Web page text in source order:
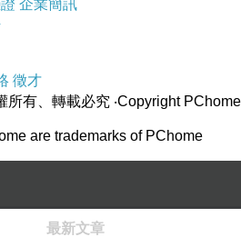
企業簡訊
徵才
所有、轉載必究 ‧Copyright PChome
are trademarks of PChome
最新文章